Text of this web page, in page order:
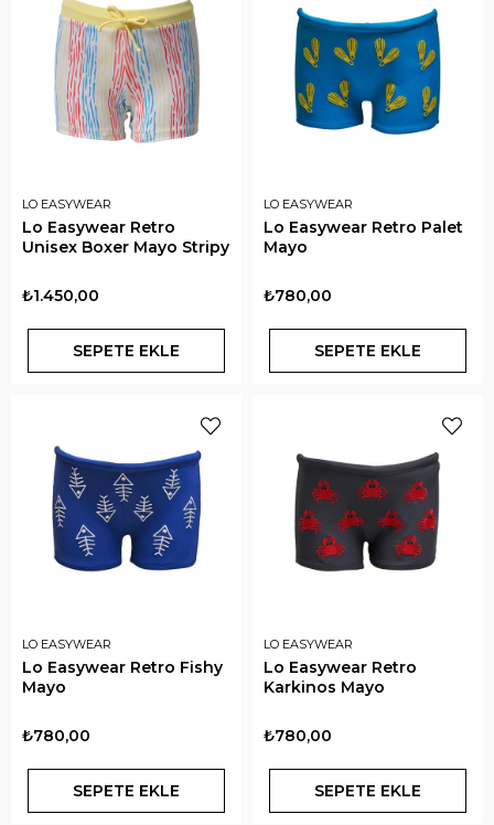
LO EASYWEAR
Lo Easywear Retro
Unisex Boxer Mayo Stripy
₺1.450,00
SEPETE EKLE
LO EASYWEAR
Lo Easywear Retro Palet
Mayo
₺780,00
SEPETE EKLE
LO EASYWEAR
Lo Easywear Retro Fishy
Mayo
₺780,00
SEPETE EKLE
LO EASYWEAR
Lo Easywear Retro
Karkinos Mayo
₺780,00
SEPETE EKLE